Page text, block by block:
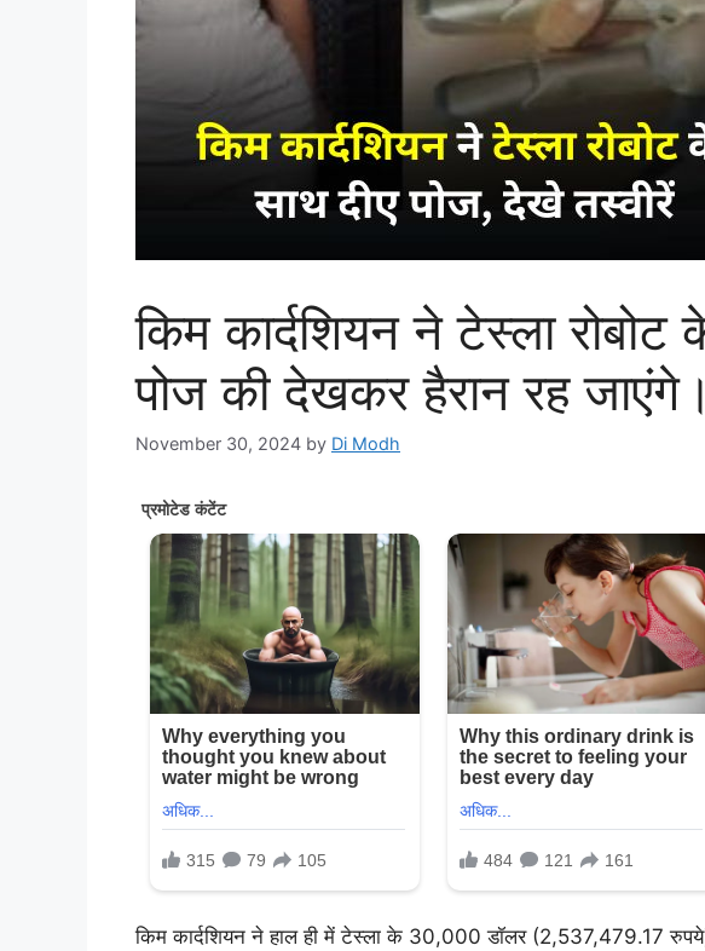
किम कार्दशियन ने टेस्ला
पोज की देखकर हैरान रह जाएंगे।
November 30, 2024 by Di Modh
किम कार्दशियन ने हाल ही में टेस्ला के 30,000 डॉलर (2,537,479.17